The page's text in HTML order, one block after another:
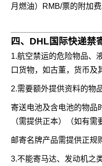
月燃油）RMB/票的附加费
四、DHL国际快递禁
1.航空禁运的危险物品、
口货物，如古董，货币及
2.需要额外提供资料的物
寄送电池及含电池的物品
（需提供正本）（如有需
邮寄名牌产品需提供正规
3.不能寄马达、发动机之